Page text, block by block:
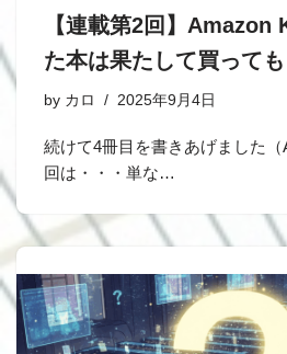
【連載第2回】Amazon
た本は果たして買って
by カロ 2025年9月4日
続けて4冊目を書きあげました
回は・・・単な…